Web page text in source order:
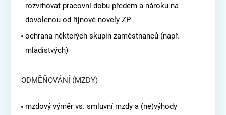
rozvrhovat pracovní dobu předem a nároku na
dovolenou od říjnové novely ZP
ochrana některých skupin zaměstnanců (např.
mladistvých)
ODMĚŇOVÁNÍ (MZDY)
mzdový výměr vs. smluvní mzdy a (ne)výhody